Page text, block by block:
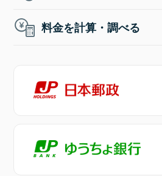
料金を計算・調べる